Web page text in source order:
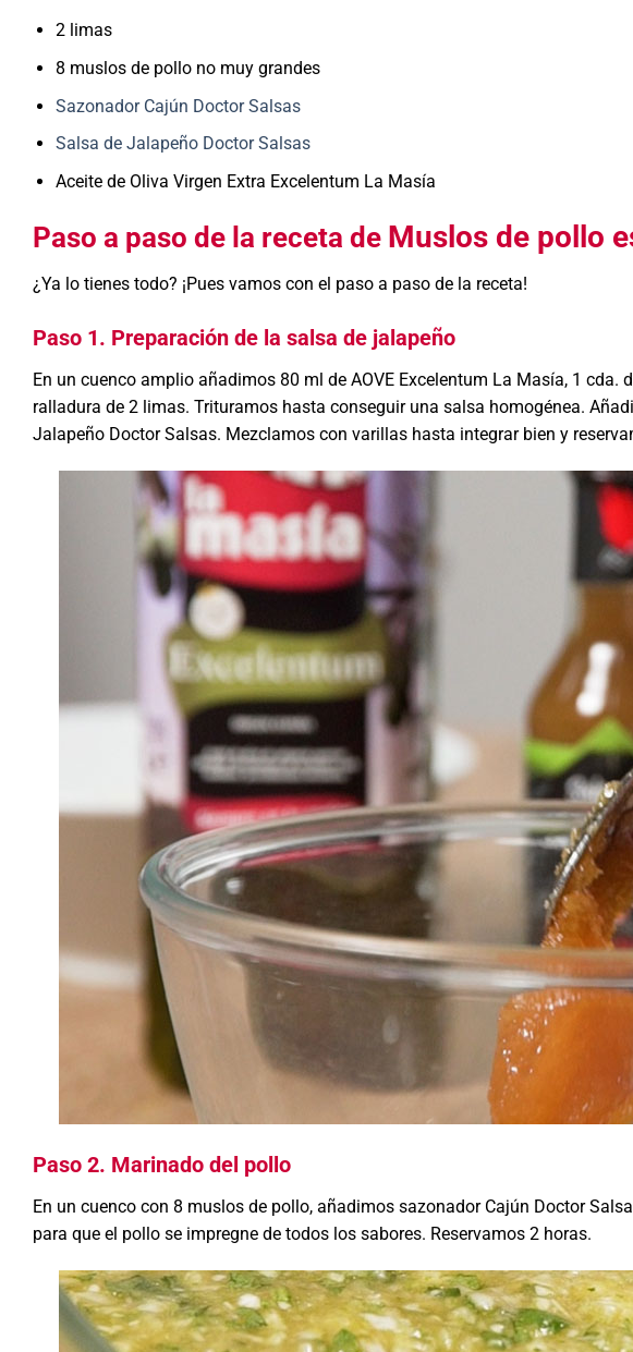
2 limas
8 muslos de pollo no muy grandes
Sazonador Cajún Doctor Salsas
Salsa de Jalapeño Doctor Salsas
Aceite de Oliva Virgen Extra Excelentum La Masía
Paso a paso de la receta de Muslos de pollo
¿Ya lo tienes todo? ¡Pues vamos con el paso a paso de la receta!
Paso 1. Preparación de la salsa de jalapeño
En un cuenco amplio añadimos 80 ml de AOVE Excelentum La Masía, 1
ralladura de 2 limas. Trituramos hasta conseguir una salsa homogénea.
Jalapeño Doctor Salsas. Mezclamos con varillas hasta integrar bien y
Paso 2. Marinado del pollo
En un cuenco con 8 muslos de pollo, añadimos sazonador Cajún Doctor
para que el pollo se impregne de todos los sabores. Reservamos 2 horas.